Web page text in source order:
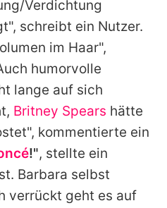
Verdichtung
schreibt ein Nutzer.
im Haar",
humorvolle
lange auf sich
Britney Spears hätte
kommentierte ein
!", stellte ein
Barbara selbst
verrückt geht es auf